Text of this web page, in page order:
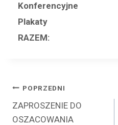
Konferencyjne
Plakaty
RAZEM:
Nawigacja
wpisu
POPRZEDNI
ZAPROSZENIE DO
OSZACOWANIA